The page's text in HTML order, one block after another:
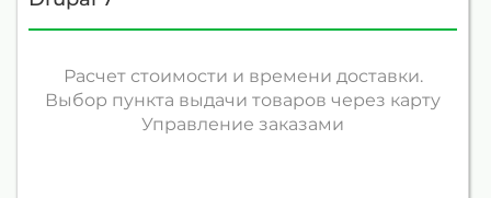
Расчет стоимости и времени доставки.
Выбор пункта выдачи товаров через карту
Управление заказами